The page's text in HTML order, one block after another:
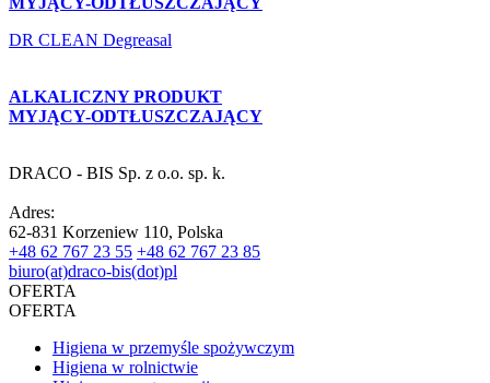
DR CLEAN Degreasal
ALKALICZNY PRODUKT
MYJĄCY-ODTŁUSZCZAJĄCY
DRACO - BIS Sp. z o.o. sp. k.
Adres:
62-831 Korzeniew 110, Polska
+48 62 767 23 55 +48 62 767 23 85
biuro(at)draco-bis(dot)pl
OFERTA
OFERTA
Higiena w przemyśle spożywczym
Higiena w rolnictwie